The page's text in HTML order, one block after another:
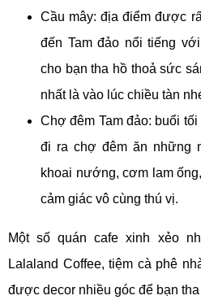
Cầu mây: địa điểm được
đến Tam đảo nổi tiếng
cho bạn tha hồ thoả sức
nhất là vào lúc chiều tàn
Chợ đêm Tam đảo: buổi
đi ra chợ đêm ăn những
khoai nướng, cơm lam
cảm giác vô cùng thú vị.
Một số quán cafe xinh xẻo
Lalaland Coffee, tiệm cà phê
được decor nhiều góc để bạn